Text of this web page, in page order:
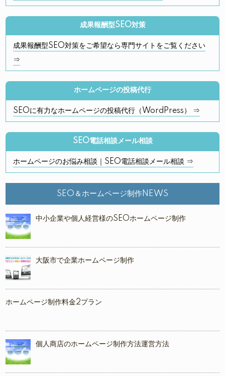
成果報酬型SEO対策
成果報酬型SEO対策をご希望なら専門サイトをご覧ください
⇒
ホームページの投稿代行
SEOに有力なホームページの投稿代行（WordPress） ⇒
SEO電話相談メール相談
ホームページのお悩み相談｜SEO電話相談メール相談 ⇒
SEO＆ホームページ制作NEWS
中小企業や個人経営様のSEOホームページ制作
大阪市で企業ホームページ制作
ホームページ制作料金2プラン
個人商店のホームページ制作方法運営方法